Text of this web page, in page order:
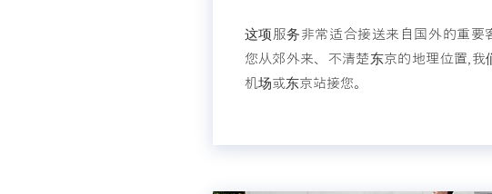
这项服务非常适合接送来自国外的重要
您从郊外来、不清楚东京的地理位置,我
机场或东京站接您。